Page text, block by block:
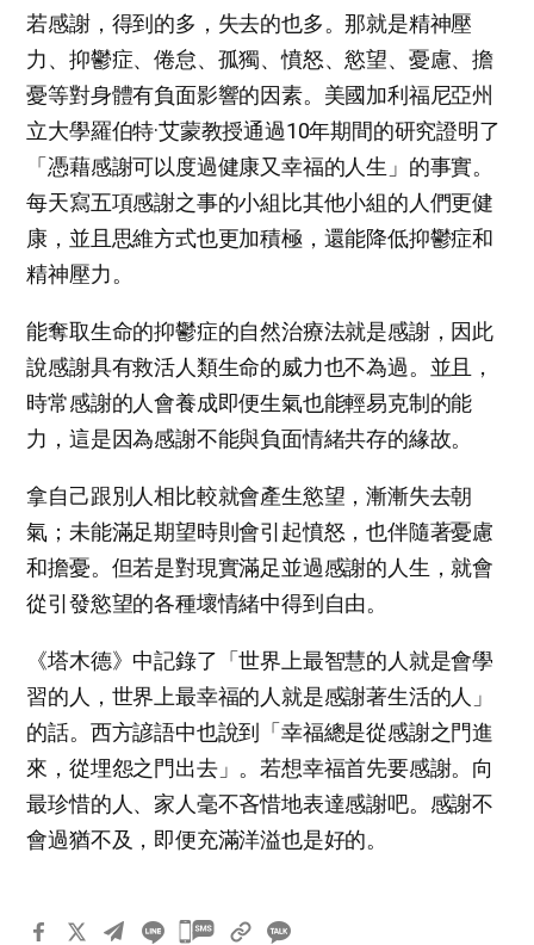
若感謝，得到的多，失去的也多。那就是精神壓
力、抑鬱症、倦怠、孤獨、憤怒、慾望、憂慮、擔
憂等對身體有負面影響的因素。美國加利福尼亞州
立大學羅伯特·艾蒙教授通過10年期間的研究證明了
「憑藉感謝可以度過健康又幸福的人生」的事實。
每天寫五項感謝之事的小組比其他小組的人們更健
康，並且思維方式也更加積極，還能降低抑鬱症和
精神壓力。
能奪取生命的抑鬱症的自然治療法就是感謝，因此
說感謝具有救活人類生命的威力也不為過。並且，
時常感謝的人會養成即便生氣也能輕易克制的能
力，這是因為感謝不能與負面情緒共存的緣故。
拿自己跟別人相比較就會產生慾望，漸漸失去朝
氣；未能滿足期望時則會引起憤怒，也伴隨著憂慮
和擔憂。但若是對現實滿足並過感謝的人生，就會
從引發慾望的各種壞情緒中得到自由。
《塔木德》中記錄了「世界上最智慧的人就是會學
習的人，世界上最幸福的人就是感謝著生活的人」
的話。西方諺語中也說到「幸福總是從感謝之門進
來，從埋怨之門出去」。若想幸福首先要感謝。向
最珍惜的人、家人毫不吝惜地表達感謝吧。感謝不
會過猶不及，即便充滿洋溢也是好的。
카